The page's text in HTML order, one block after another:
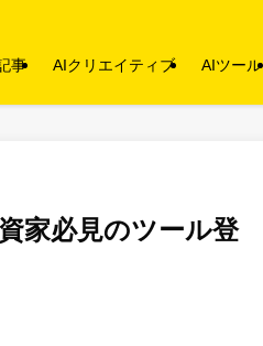
事 AIクリエイティブ AIツール
家必見のツール登